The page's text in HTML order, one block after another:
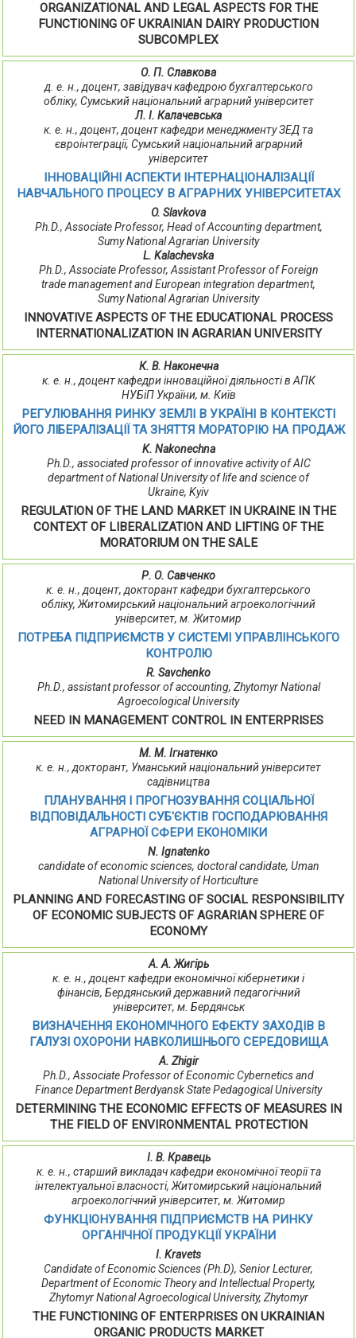
ORGANIZATIONAL AND LEGAL ASPECTS FOR THE
FUNCTIONING OF UKRAINIAN DAIRY PRODUCTION
SUBCOMPLEX
О. П. Славкова
д. е. н., доцент, завідувач кафедрою бухгалтерського
обліку, Сумський національний аграрний університет
Л. І. Калачевська
к. е. н., доцент, доцент кафедри менеджменту ЗЕД та
євроінтеграції, Сумський національний аграрний
університет
ІННОВАЦІЙНІ АСПЕКТИ ІНТЕРНАЦІОНАЛІЗАЦІЇ
НАВЧАЛЬНОГО ПРОЦЕСУ В АГРАРНИХ УНІВЕРСИТЕТАХ
O. Slavkova
Ph.D., Associate Professor, Head of Accounting department,
Sumy National Agrarian University
L. Kalachevska
Ph.D., Associate Professor, Assistant Professor of Foreign
trade management and European integration department,
Sumy National Agrarian University
INNOVATIVE ASPECTS OF THE EDUCATIONAL PROCESS
INTERNATIONALIZATION IN AGRARIAN UNIVERSITY
К. В. Наконечна
к. е. н., доцент кафедри інноваційної діяльності в АПК
НУБіП України, м. Київ
РЕГУЛЮВАННЯ РИНКУ ЗЕМЛІ В УКРАЇНІ В КОНТЕКСТІ
ЙОГО ЛІБЕРАЛІЗАЦІЇ ТА ЗНЯТТЯ МОРАТОРІЮ НА ПРОДАЖ
K. Nakonechna
Ph.D., associated professor of innovative activity of AIC
department of National University of life and science of
Ukraine, Kyiv
REGULATION OF THE LAND MARKET IN UKRAINE IN THE
CONTEXT OF LIBERALIZATION AND LIFTING OF THE
MORATORIUM ON THE SALE
Р. О. Савченко
к. е. н., доцент, докторант кафедри бухгалтерського
обліку, Житомирський національний агроекологічний
університет, м. Житомир
ПОТРЕБА ПІДПРИЄМСТВ У СИСТЕМІ УПРАВЛІНСЬКОГО
КОНТРОЛЮ
R. Savchenko
Ph.D., assistant professor of accounting, Zhytomyr National
Agroecological University
NEED IN MANAGEMENT CONTROL IN ENTERPRISES
М. М. Ігнатенко
к. е. н., докторант, Уманський національний університет
садівництва
ПЛАНУВАННЯ І ПРОГНОЗУВАННЯ СОЦІАЛЬНОЇ
ВІДПОВІДАЛЬНОСТІ СУБ'ЄКТІВ ГОСПОДАРЮВАННЯ
АГРАРНОЇ СФЕРИ ЕКОНОМІКИ
N. Ignatenko
candidate of economic sciences, doctoral candidate, Uman
National University of Horticulture
PLANNING AND FORECASTING OF SOCIAL RESPONSIBILITY
OF ECONOMIC SUBJECTS OF AGRARIAN SPHERE OF
ECONOMY
А. А. Жигірь
к. е. н., доцент кафедри економічної кібернетики і
фінансів, Бердянський державний педагогічний
університет, м. Бердянськ
ВИЗНАЧЕННЯ ЕКОНОМІЧНОГО ЕФЕКТУ ЗАХОДІВ В
ГАЛУЗІ ОХОРОНИ НАВКОЛИШНЬОГО СЕРЕДОВИЩА
A. Zhigir
Ph.D., Associate Professor of Economic Cybernetics and
Finance Department Berdyansk State Pedagogical University
DETERMINING THE ECONOMIC EFFECTS OF MEASURES IN
THE FIELD OF ENVIRONMENTAL PROTECTION
І. В. Кравець
к. е. н., старший викладач кафедри економічної теорії та
інтелектуальної власності, Житомирський національний
агроекологічний університет, м. Житомир
ФУНКЦІОНУВАННЯ ПІДПРИЄМСТВ НА РИНКУ
ОРГАНІЧНОЇ ПРОДУКЦІЇ УКРАЇНИ
I. Kravets
Candidate of Economic Sciences (Ph.D), Senior Lecturer,
Department of Economic Theory and Intellectual Property,
Zhytomyr National Agroecological University, Zhytomyr
THE FUNCTIONING OF ENTERPRISES ON UKRAINIAN
ORGANIC PRODUCTS MARKET